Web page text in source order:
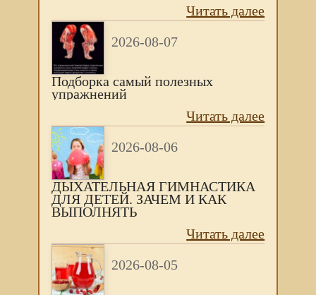
Читать далее
2026-08-07
Подборка самый полезных
упражнений
Читать далее
2026-08-06
ДЫХАТЕЛЬНАЯ ГИМНАСТИКА
ДЛЯ ДЕТЕЙ. ЗАЧЕМ И КАК
ВЫПОЛНЯТЬ
Читать далее
2026-08-05